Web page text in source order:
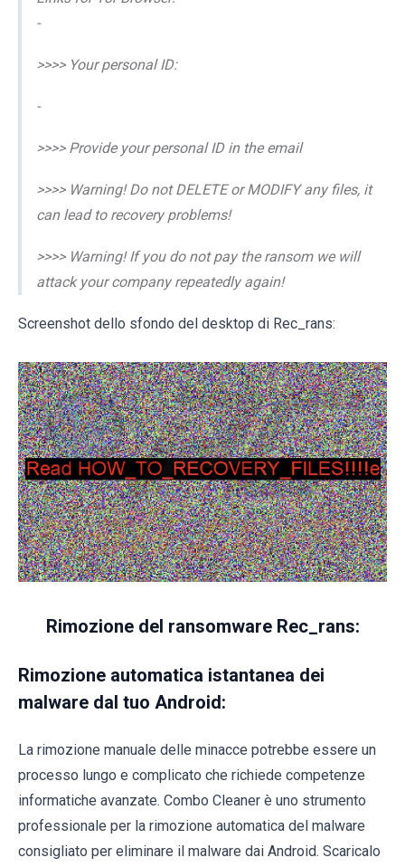
-
>>>> Your personal ID:
-
>>>> Provide your personal ID in the email
>>>> Warning! Do not DELETE or MODIFY any files, it
can lead to recovery problems!
>>>> Warning! If you do not pay the ransom we will
attack your company repeatedly again!
Screenshot dello sfondo del desktop di Rec_rans:
Rimozione del ransomware Rec_rans:
Rimozione automatica istantanea dei
malware dal tuo Android:
La rimozione manuale delle minacce potrebbe essere un
processo lungo e complicato che richiede competenze
informatiche avanzate. Combo Cleaner è uno strumento
professionale per la rimozione automatica del malware
consigliato per eliminare il malware dai Android. Scaricalo